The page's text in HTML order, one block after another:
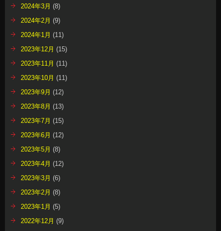
2024年3月 (8)
2024年2月 (9)
2024年1月 (11)
2023年12月 (15)
2023年11月 (11)
2023年10月 (11)
2023年9月 (12)
2023年8月 (13)
2023年7月 (15)
2023年6月 (12)
2023年5月 (8)
2023年4月 (12)
2023年3月 (6)
2023年2月 (8)
2023年1月 (5)
2022年12月 (9)